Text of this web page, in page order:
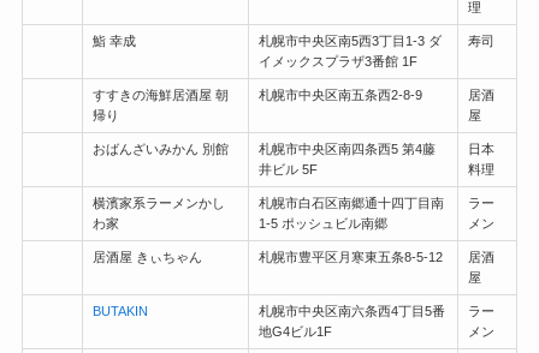
理
鮨 幸成
札幌市中央区南5西3丁目1-3 ダ
イメックスプラザ3番館 1F
寿司
すすきの海鮮居酒屋 朝
帰り
札幌市中央区南五条西2-8-9
居酒
屋
おばんざいみかん 別館
札幌市中央区南四条西5 第4藤
井ビル 5F
日本
料理
横濱家系ラーメンかし
わ家
札幌市白石区南郷通十四丁目南
1-5 ポッシュビル南郷
ラー
メン
居酒屋 きぃちゃん 札幌市豊平区月寒東五条8-5-12
居酒
屋
BUTAKIN
札幌市中央区南六条西4丁目5番
地G4ビル1F
ラー
メン